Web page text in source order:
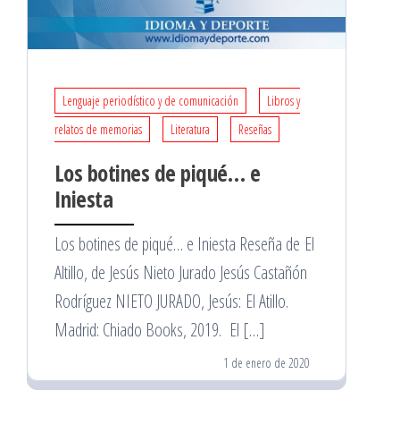
Lenguaje periodístico y de comunicación
Libros y
relatos de memorias
Literatura Reseñas
Los botines de piqué… e
Iniesta
Los botines de piqué… e Iniesta Reseña de El
Altillo, de Jesús Nieto Jurado Jesús Castañón
Rodríguez NIETO JURADO, Jesús: El Atillo.
Madrid: Chiado Books, 2019. El […]
1 de enero de 2020